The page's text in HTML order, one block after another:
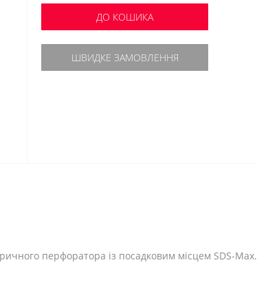
ДО КОШИКА
ШВИДКЕ ЗАМОВЛЕННЯ
перфоратора із посадковим місцем SDS-Max.